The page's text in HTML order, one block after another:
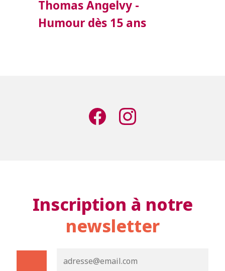
Thomas Angelvy -
Humour dès 15 ans
Inscription à notre
newsletter